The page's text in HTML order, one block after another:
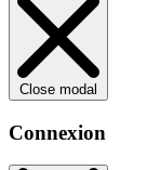
Close modal
Connexion